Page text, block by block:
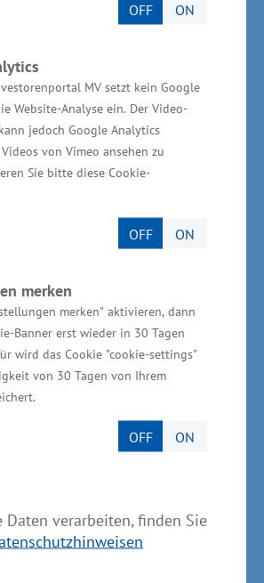
OFF ON
MV setzt kein Google
Website-Analyse ein. Der Video-
jedoch Google Analytics
von Vimeo ansehen zu
Sie bitte diese Cookie-
OFF ON
merken
merken" aktivieren, dann
Banner erst wieder in 30 Tagen
wird das Cookie "cookie-settings"
von 30 Tagen von Ihrem
OFF ON
Daten verarbeiten, finden Sie
zu stärken und unsere
im Bundesvergleich
Glawe.
der EU-Kommission
2021 bis
des Referates Deutschland,
bei der
Generaldirektion
Stadtentwicklung) sagte:
der Kommission für die neue
27 sehen vor, dass die
eine
mit vielen Möglichkeiten.